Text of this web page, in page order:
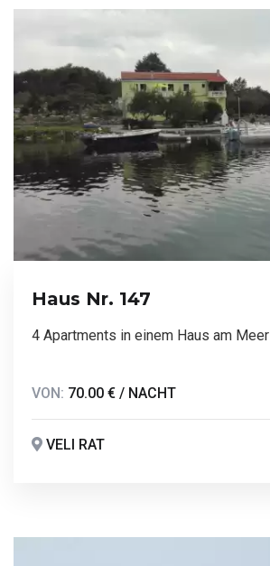
Haus Nr. 147
4 Apartments in einem Haus am Meer
VON: 70.00 € / NACHT
VELI RAT